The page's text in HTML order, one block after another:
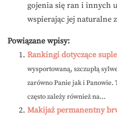
gojenia się ran i innych
wspierając jej naturalne
Powiązane wpisy:
Rankingi dotyczące
wysportowaną, szczupłą
zarówno Panie jak i
często zależy również na...
Makijaż permanentny